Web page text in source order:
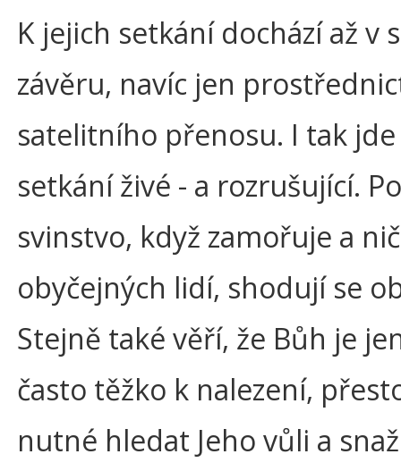
K jejich setkání dochází až v
závěru, navíc jen
satelitního přenosu. I tak
setkání živé - a rozrušující.
svinstvo, když zamořuje a
obyčejných lidí, shodují se
Stejně také věří, že Bůh je
často těžko k nalezení,
nutné hledat Jeho vůli a